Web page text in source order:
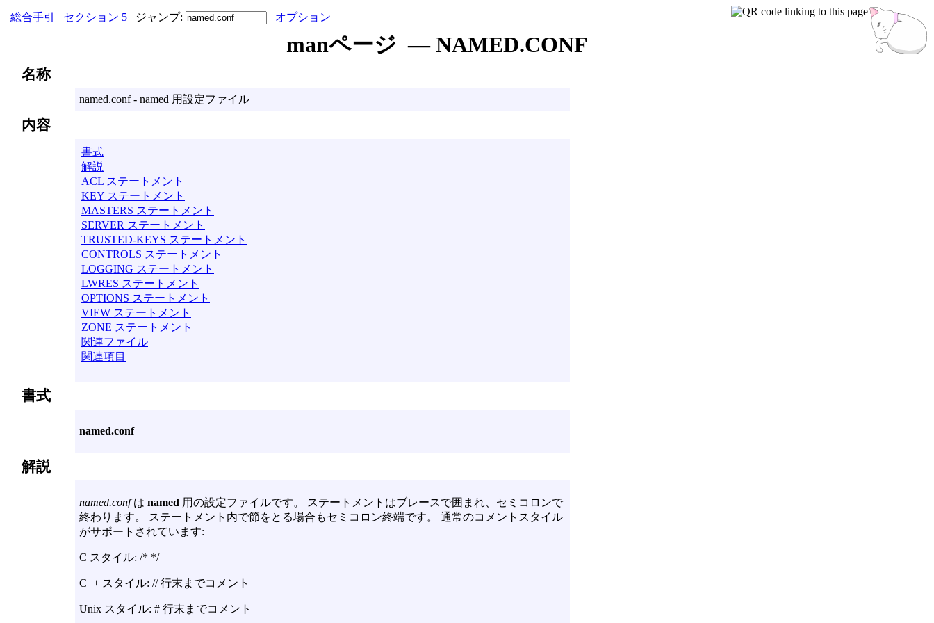
総合手引 セクション 5 ジャンプ: オプション
manページ — NAMED.CONF
名称
named.conf - named 用設定ファイル
内容
書式
解説
ACL ステートメント
KEY ステートメント
MASTERS ステートメント
SERVER ステートメント
TRUSTED-KEYS ステートメント
CONTROLS ステートメント
LOGGING ステートメント
LWRES ステートメント
OPTIONS ステートメント
VIEW ステートメント
ZONE ステートメント
関連ファイル
関連項目
書式
named.conf
解説
named.confは named 用の設定ファイルです。 ステートメントはブレースで囲まれ、セミコロンで
終わります。 ステートメント内で節をとる場合もセミコロン終端です。 通常のコメントスタイル
がサポートされています:
C スタイル: /* */
C++ スタイル: // 行末までコメント
Unix スタイル: # 行末までコメント